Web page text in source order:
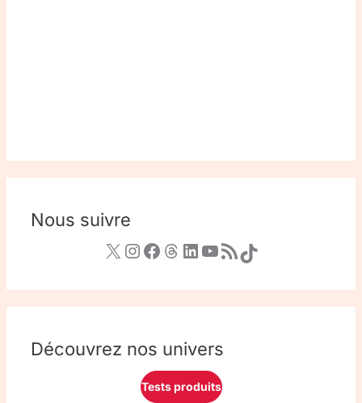
Nous suivre
Découvrez nos univers
Tests produits